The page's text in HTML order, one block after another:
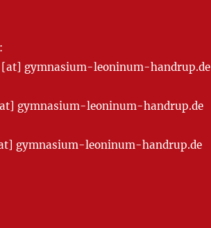
gymnasium-leoninum-handrup.de
gymnasium-leoninum-handrup.de
gymnasium-leoninum-handrup.de